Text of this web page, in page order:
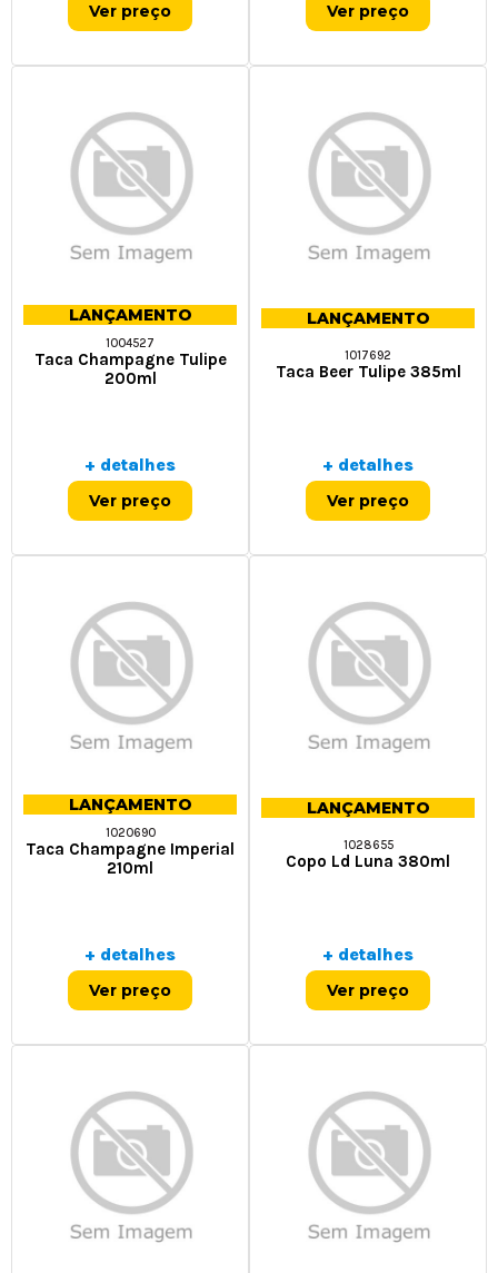
Ver preço Ver preço
LANÇAMENTO
1004527
Taca Champagne Tulipe
200ml
+ detalhes
Ver preço
LANÇAMENTO
1017692
Taca Beer Tulipe 385ml
+ detalhes
Ver preço
LANÇAMENTO
1020690
Taca Champagne Imperial
210ml
+ detalhes
Ver preço
LANÇAMENTO
1028655
Copo Ld Luna 380ml
+ detalhes
Ver preço